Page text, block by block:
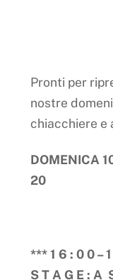
Pronti per
nostre
chiacchiere e
DOMENICA
20
*** 1 6 : 0 0 –
S T A G E : A